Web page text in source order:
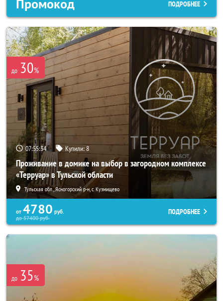
Промокод ПОДРОБНЕЕ
до 30%
07:55:32 Купили:8
Проживание в домике на выбор в загородном комплексе
«Терруар» в Тульской области
Тульская обл., Ясногорский р-н, с. Кузмищево
от 4780 руб.
до57400руб.
ПОДРОБНЕЕ
до 35%